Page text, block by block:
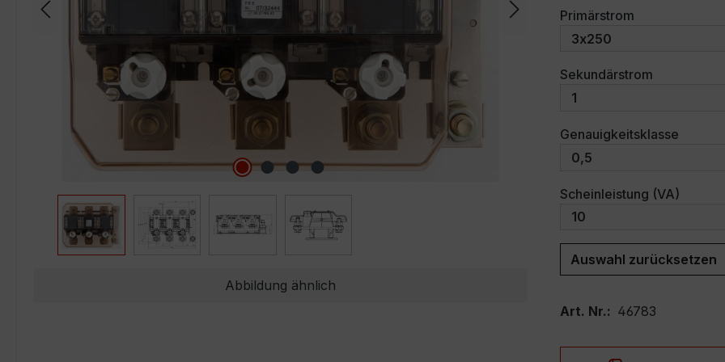
Abbildung ähnlich
Primärstrom
Sekundärstrom
Genauigkeitsklasse
Scheinleistung (VA)
Auswahl zurücksetzen
Art. Nr.: 46783